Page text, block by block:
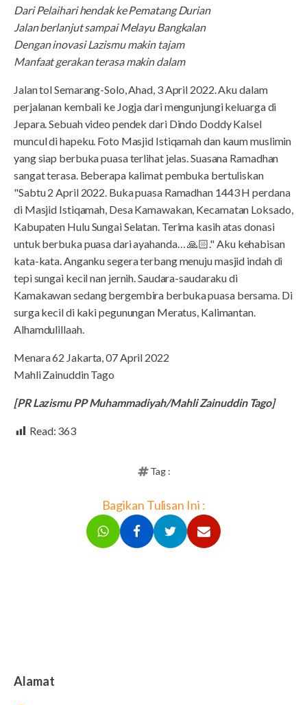
Dari Pelaihari hendak ke Pematang Durian
Jalan berlanjut sampai Melayu Bangkalan
Dengan inovasi Lazismu makin tajam
Manfaat gerakan terasa makin dalam
Jalan tol Semarang-Solo, Ahad, 3 April 2022. Aku dalam
perjalanan kembali ke Jogja dari mengunjungi keluarga di
Jepara. Sebuah video pendek dari Dindo Doddy Kalsel
muncul di hapeku. Foto Masjid Istiqamah dan kaum muslimin
yang siap berbuka puasa terlihat jelas. Suasana Ramadhan
sangat terasa. Beberapa kalimat pembuka bertuliskan
"Sabtu 2 April 2022. Buka puasa Ramadhan 1443 H perdana
di Masjid Istiqamah, Desa Kamawakan, Kecamatan Loksado,
Kabupaten Hulu Sungai Selatan. Terima kasih atas donasi
untuk berbuka puasa dari ayahanda… 🙏🏻." Aku kehabisan
kata-kata. Anganku segera terbang menuju masjid indah di
tepi sungai kecil nan jernih. Saudara-saudaraku di
Kamakawan sedang bergembira berbuka puasa bersama. Di
surga kecil di kaki pegunungan Meratus, Kalimantan.
Alhamdulillaah.
Menara 62 Jakarta, 07 April 2022
Mahli Zainuddin Tago
[PR Lazismu PP Muhammadiyah/Mahli Zainuddin Tago]
Read: 363
Tag :
Bagikan Tulisan Ini :
Alamat